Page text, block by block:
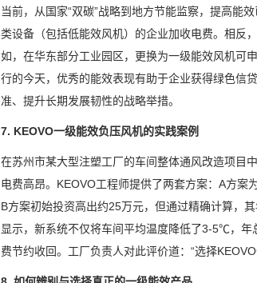
当前，从国家“双碳”战略到地方节能监察，提高能
类设备（包括低能效风机）的企业加收电费。相反
如，在华东部分工业园区，更换为一级能效风机可
行的今天，优秀的能效表现有助于企业获得绿色信
准、提升长期发展韧性的战略举措。
7. KEOVO一级能效负压风机的实践案例
在苏州市某大型注塑工厂的车间整体通风改造项目
电费高昂。KEOVO工程师提供了两套方案：A方案
B方案初始投资高出约25万元，但通过精确计算，
显示，新系统不仅将车间平均温度降低了3-5℃，
费节约收回。工厂负责人对此评价道：“选择